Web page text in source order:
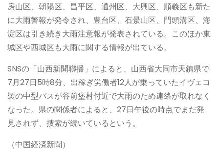
房山区、朝陽区、昌平区、通州区、大興区、順義区も新た
に大雨警報が発令され、豊台区、石景山区、門頭溝区、海
淀区は引き続き大雨注意報が発表されている。このほか東
城区や西城区も大雨に関する情報が出ている。
SNSの「山西新聞聯播」によると、山西省大同市天鎮県で
7月27日5時8分、出稼ぎ労働者12人が乗っていたイヴェコ
製の中型バスが谷前堡村付近で大雨のため連絡が取れなく
なった。県の関係者によると、27日午後の時点でまだ発
見されず、捜索が続いているという。
（中国経済新聞）